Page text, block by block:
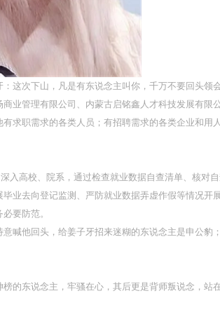
这次下山，凡是有东说念主叫你，千万不要回头领
业管理有限公司、内蒙古启铭鑫人才科技发展有限
求职需求的各类人员；有招聘需求的各类企业和用
入高校、院系，通过检查就业数据自查清单、核对
业去向登记监测、严防就业数据弄虚作假等情况开
要防范。
喊他回头，给姜子牙招来迷糊的东说念主是申公豹
的东说念主，牢骚在心，其后更是背师叛说念，站